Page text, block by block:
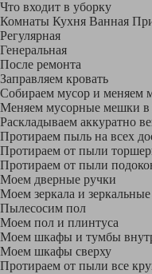
Что входит в уборку
Регу­лярная
Гене­ральная
После ремонта
Заправляем кровать
Собираем мусор и меняем
Меняем мусорные мешки в
Раскладываем аккуратно
Протираем пыль на всех
Протираем от пыли
Протираем от пыли
Моем дверные ручки
Моем зеркала и
Пылесосим пол
Моем пол и плинтуса
Моем шкафы и тумбы
Моем шкафы сверху
Протираем от пыли все